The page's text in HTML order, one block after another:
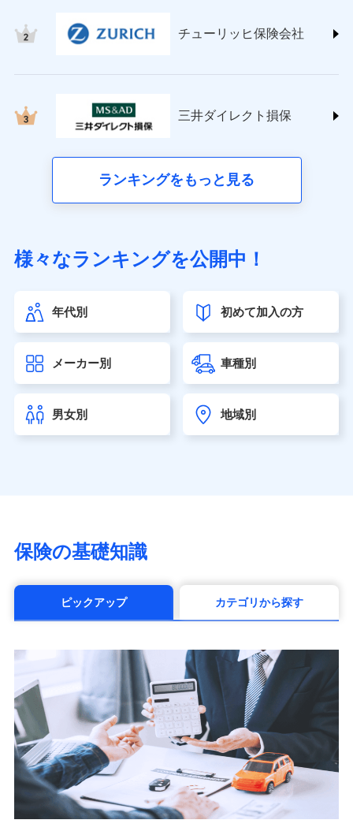
(https://www.nisshinfire.co.jp/)
(https://www.petfamilyins.co.jp/)
ins.com/)
三井ダイレクト損害保険株式会社
（https://www.sonylife.co.jp）
第一ネオ生命保険株式会社（https://neofirst.co.jp/）
大樹生命保険株式会社（https://www.taiju-life.co.jp）
seimei.co.jp）
チューリッヒ生命保険株式会社
東京海上日動あんしん生命保険株式会社
（https://www.tmn-anshin.co.jp/）
マニュライフ生命保険株式会社
（https://www.manulife.co.jp/）
（https://www.msa-life.co.jp/）
メットライフ生命株式会社(https://www.metlife.co.jp/)
■少額短期保険
株式会社アシロ少額短期保険 (https://kailash.co.jp/)
SBIいきいき少額短期保険会社 (https://www.i-
sedai.com/)
SBIペット少額短期保険株式会社 (https://www.sbipet-
ssi.co.jp/)
SBIリスタ少額短期保険会社
(https://www.jishin.co.jp/)
スマートプラス少額短期保険株式会社
チューリッヒ保険会社
三井ダイレクト損保
ランキングをもっと見る
様々なランキングを公開中！
年代別 初めて加入の方
メーカー別 車種別
男女別 地域別
保険の基礎知識
ピックアップ カテゴリから探す